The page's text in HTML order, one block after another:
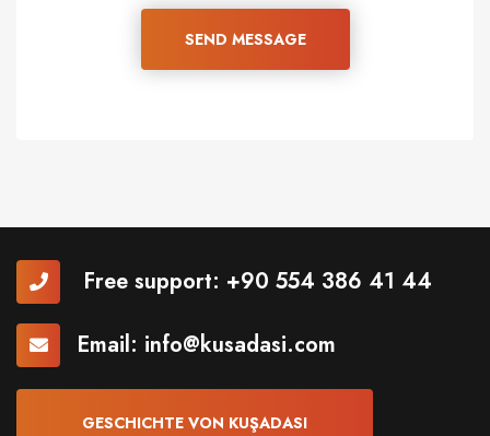
SEND MESSAGE
Free support: +90 554 386 41 44
Email: info@kusadasi.com
GESCHICHTE VON KUŞADASI